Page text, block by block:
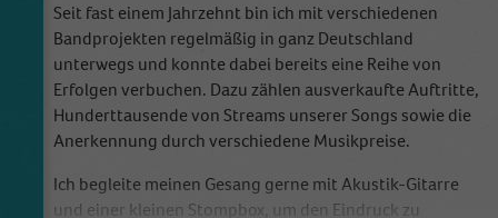
Seit fast einem Jahrzehnt bin ich mit verschiedenen
Bandprojekten regelmäßig in ganz Deutschland
unterwegs und konnte dabei bereits eine Reihe von
Erfolgen verbuchen. Dazu zählen ausverkaufte Auftritte,
Hunderttausende von Streams unserer Songs sowie die
Anerkennung durch verschiedene Musikpreise.
Ich begleite meinen Gesang gerne mit Akustik-Gitarre
und einer kleinen Stompbox, um den Eindruck zu